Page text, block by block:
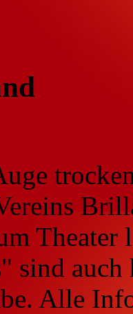
sind auch
Alle